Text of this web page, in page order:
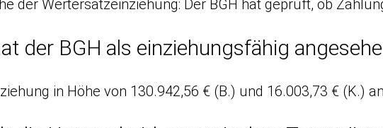
der Wertersatzeinziehung: Der BGH hat geprüft, ob
der BGH als einziehungsfähig
in Höhe von 130.942,56 € (B.) und 16.003,73 €